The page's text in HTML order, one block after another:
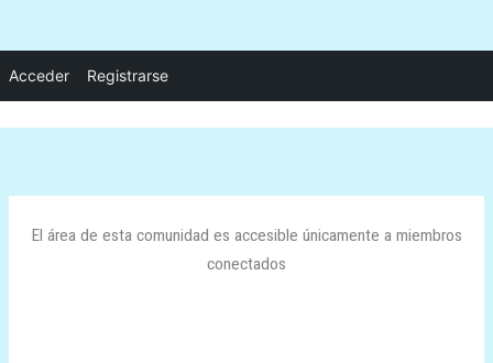
Acceder Registrarse
El área de esta comunidad es accesible únicamente a miembros
conectados